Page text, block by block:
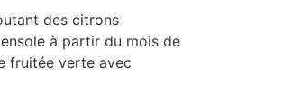
des citrons
à partir du mois de
fruitée verte avec